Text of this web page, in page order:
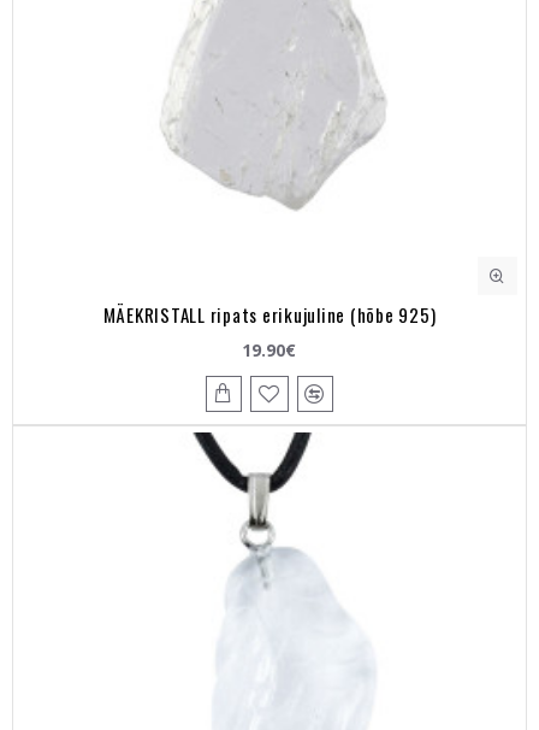
MÄEKRISTALL ripats erikujuline (hõbe 925)
19.90€